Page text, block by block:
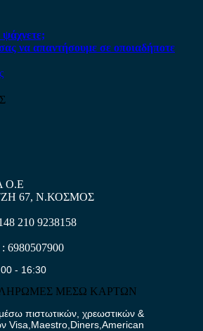
να απαντήσουμε σε οποιαδήποτε
Ο.Ε
67, Ν.ΚΟΣΜΟΣ
210 9238158
6980507900
- 16:30
ΜΕΣΩ ΚΑΡΤΩΝ
πιστωτικών, χρεωστικών &
Visa,Maestro,Diners,American